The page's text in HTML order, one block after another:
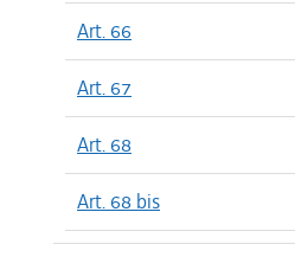
Art. 66
Art. 67
Art. 68
Art. 68 bis